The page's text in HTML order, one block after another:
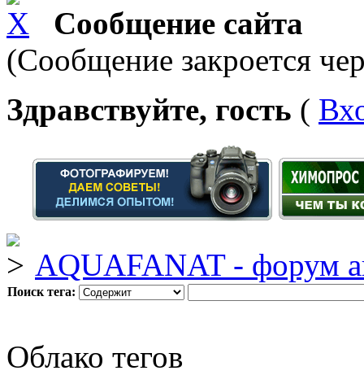
Сообщение сайта
(Сообщение закроется
Здравствуйте, гость (
AQUAFANAT - форум
Поиск тега:
Облако тегов